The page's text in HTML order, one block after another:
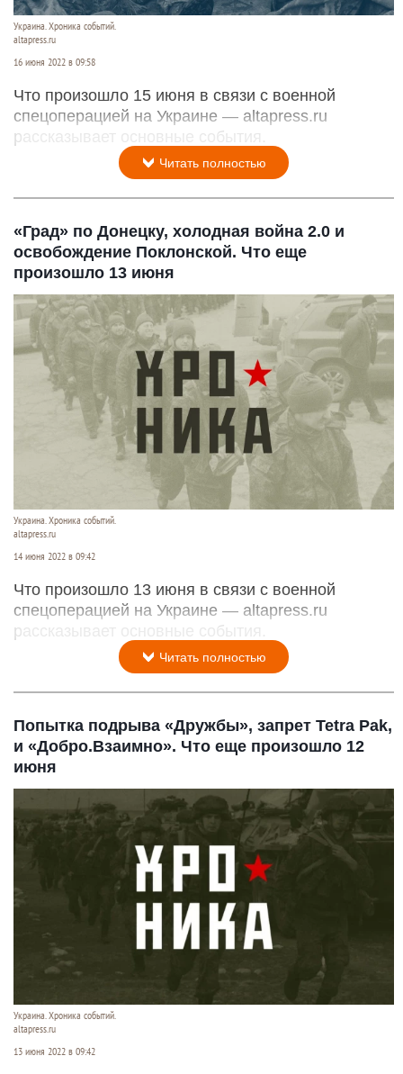
Украина. Хроника событий.
altapress.ru
16 июня 2022 в 09:58
Что произошло 15 июня в связи с военной
спецоперацией на Украине — altapress.ru
рассказывает основные события.
Читать полностью
«Град» по Донецку, холодная война 2.0 и
освобождение Поклонской. Что еще
произошло 13 июня
Украина. Хроника событий.
altapress.ru
14 июня 2022 в 09:42
Что произошло 13 июня в связи с военной
спецоперацией на Украине — altapress.ru
рассказывает основные события.
Читать полностью
Попытка подрыва «Дружбы», запрет Tetra Pak,
и «Добро.Взаимно». Что еще произошло 12
июня
Украина. Хроника событий.
altapress.ru
13 июня 2022 в 09:42